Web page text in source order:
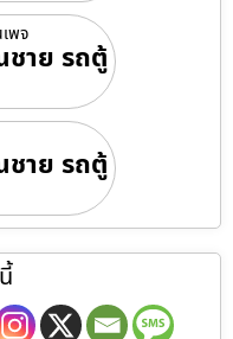
พจ
าย รถตู้
าย รถตู้